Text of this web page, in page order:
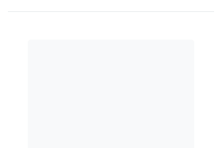
crescente número de condenados que na